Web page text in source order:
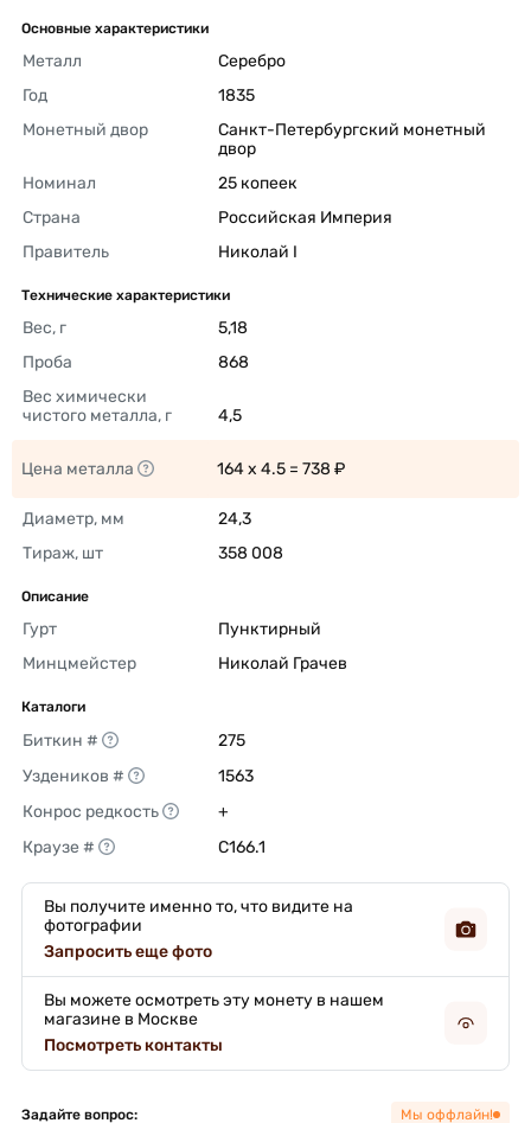
Основные характеристики
Металл
Серебро
Год
1835
Монетный двор
Санкт-Петербургский монетный
двор
Номинал
25 копеек
Страна
Российская Империя
Правитель
Николай I
Технические характеристики
Вес, г
5,18
Проба
868
Вес химически
чистого металла, г
4,5
Цена металла 164 x 4.5 = 738 ₽
Диаметр, мм
24,3
Тираж, шт
358 008
Описание
Гурт
Пунктирный
Минцмейстер
Николай Грачев
Каталоги
Биткин #
275
Уздеников #
1563
Конрос редкость
+
Краузе #
C166.1
Вы получите именно то, что видите на
фотографии
Запросить еще фото
Вы можете осмотреть эту монету в нашем
магазине в Москве
Посмотреть контакты
Задайте вопрос: Мы оффлайн!